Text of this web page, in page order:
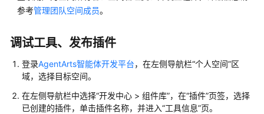
始
使
费
说
明
参考管理团队空间成员。
调试工具、发布插件
登录AgentArts智能体开发平台，在左侧导航栏“个人空间”区
域，选择目标空间。
在左侧导航栏中选择“开发中心 > 组件库”，在“插件”页签，选择
已创建的插件，单击插件名称，并进入“工具信息”页。